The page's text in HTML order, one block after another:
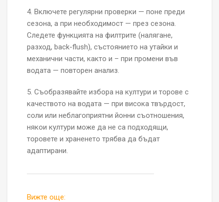
4. Включете регулярни проверки — поне преди
сезона, а при необходимост — през сезона.
Следете функцията на филтрите (налягане,
разход, back-flush), състоянието на утайки и
механични части, както и – при промени във
водата — повторен анализ.
5. Съобразявайте избора на култури и торове с
качеството на водата — при висока твърдост,
соли или неблагоприятни йонни съотношения,
някои култури може да не са подходящи,
торовете и храненето трябва да бъдат
адаптирани.
Вижте още: